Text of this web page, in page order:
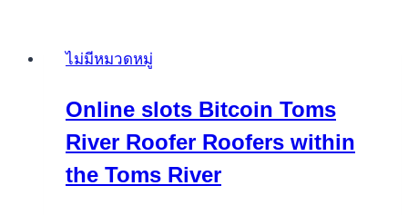
ไม่มีหมวดหมู่
Online slots Bitcoin Toms
River Roofer Roofers within
the Toms River